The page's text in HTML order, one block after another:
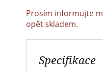
Prosím informujte
opět skladem.
Specifikace